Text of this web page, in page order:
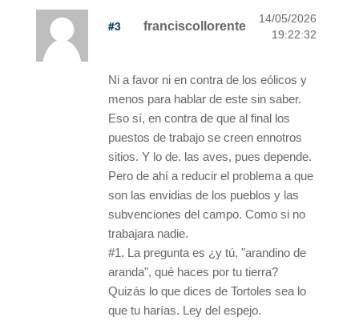
#3 franciscollorente
14/05/2026
19:22:32
Ni a favor ni en contra de los eólicos y
menos para hablar de este sin saber.
Eso sí, en contra de que al final los
puestos de trabajo se creen ennotros
sitios. Y lo de. las aves, pues depende.
Pero de ahí a reducir el problema a que
son las envidias de los pueblos y las
subvenciones del campo. Como si no
trabajara nadie.
#1. La pregunta es ¿y tú, "arandino de
aranda", qué haces por tu tierra?
Quizás lo que dices de Tortoles sea lo
que tu harías. Ley del espejo.